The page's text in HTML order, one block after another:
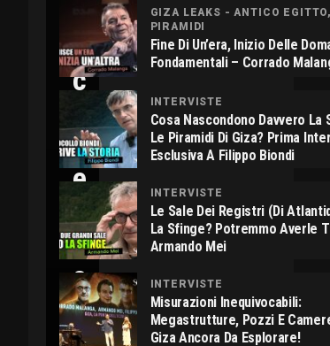
I
C
L
E
C
I
C
C
GIZA LEAKS - ANTICO
PIRAMIDI
Fine Di Un’era, Inizio Delle
Fondamentali – Corrado
INTERVISTE
Cosa Nascondono Davvero La
Le Piramidi Di Giza? Prima
Esclusiva A Filippo Biondi
INTERVISTE
Le Sale Dei Registri (di
La Sfinge? Potremmo Averle
Armando Mei
INTERVISTE
Misurazioni Inequivocabili:
Megastrutture, Pozzi E
Giza Ancora Da Esplorare!